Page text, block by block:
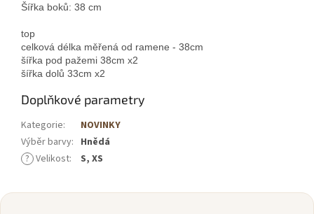
Šířka boků: 38 cm
top
celková délka měřená od ramene - 38cm
šířka pod pažemi 38cm x2
šířka dolů 33cm x2
Doplňkové parametry
Kategorie:
NOVINKY
Výběr barvy: Hnědá
? Velikost: S, XS
Z